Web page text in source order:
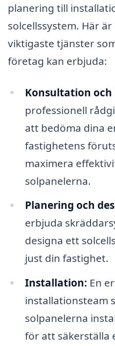
planering till
solcellssystem. Här
viktigaste tjänster
företag kan erbjuda:
Konsultation och
professionell
att bedöma dina
fastighetens
maximera
solpanelerna.
Planering och
erbjuda
designa ett
just din fastighet.
Installation: En
installationsteam
solpanelerna
för att säkerställa